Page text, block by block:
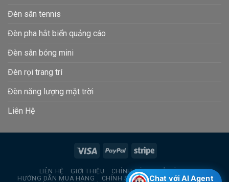
Đèn sân tennis
Đèn pha hắt biển quảng cáo
Đèn sân bóng mini
Đèn rọi trang trí
Đèn năng lượng mặt trời
Liên Hệ
LIÊN HỆ GIỚI THIỆU
CHÍNH SÁCH TRẢ HÀNG
HƯỚNG DẪN MUA HÀNG
CHÍNH SÁCH BẢO MẬT THÔNG TIN
Chat với AI Agent